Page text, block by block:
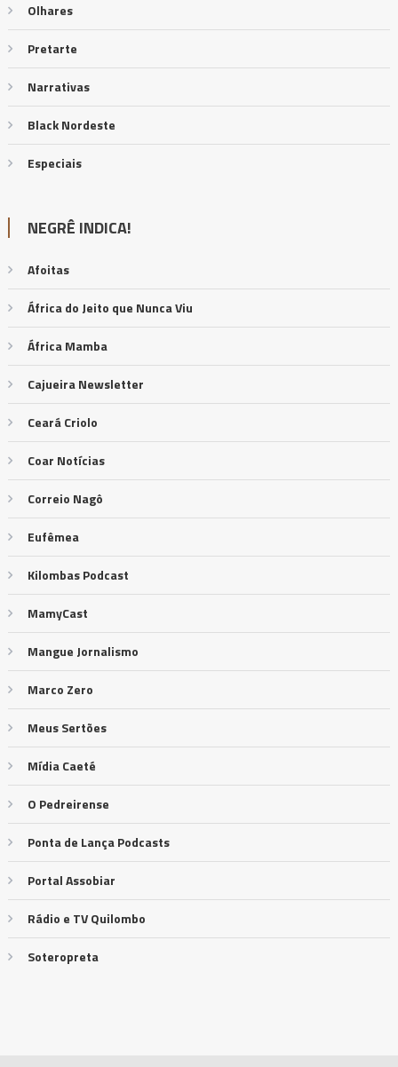
Olhares
Pretarte
Narrativas
Black Nordeste
Especiais
NEGRÊ INDICA!
Afoitas
África do Jeito que Nunca Viu
África Mamba
Cajueira Newsletter
Ceará Criolo
Coar Notícias
Correio Nagô
Eufêmea
Kilombas Podcast
MamyCast
Mangue Jornalismo
Marco Zero
Meus Sertões
Mídia Caeté
O Pedreirense
Ponta de Lança Podcasts
Portal Assobiar
Rádio e TV Quilombo
Soteropreta